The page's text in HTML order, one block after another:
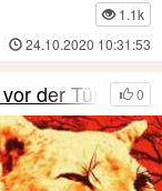
1.1k
24.10.2020 10:31:53
0
der Tür